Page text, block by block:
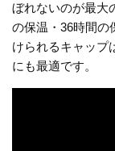
ぼれないのが最大
の保温・36時間の
けられるキャップ
にも最適です。